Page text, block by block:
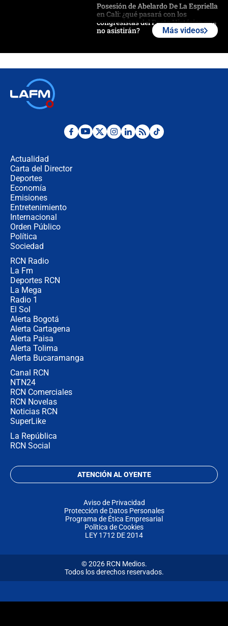
Posesión de Abelardo De La Espriella
en Cali: ¿qué pasará con los
congresistas del Pacto Histórico que
no asistirán?
¿Por qué De la Espriella gobernará
Más videos
Actualidad
Carta del Director
Deportes
Economía
Emisiones
Entretenimiento
Internacional
Orden Público
Política
Sociedad
RCN Radio
La Fm
Deportes RCN
La Mega
Radio 1
El Sol
Alerta Bogotá
Alerta Cartagena
Alerta Paisa
Alerta Tolima
Alerta Bucaramanga
Canal RCN
NTN24
RCN Comerciales
RCN Novelas
Noticias RCN
SuperLike
La República
RCN Social
ATENCIÓN AL OYENTE
Aviso de Privacidad
Protección de Datos Personales
Programa de Ética Empresarial
Política de Cookies
LEY 1712 DE 2014
© 2026 RCN Medios.
Todos los derechos reservados.